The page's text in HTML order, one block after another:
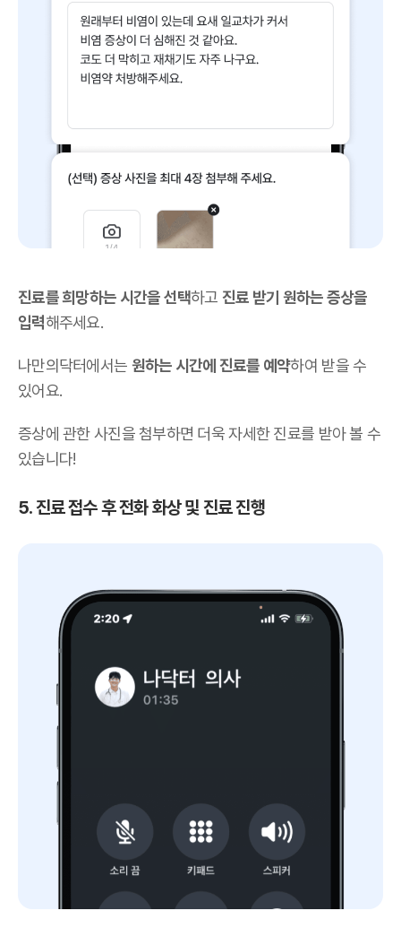
진료를 희망하는 시간을 선택하고 진료 받기 원하는 증상을
입력해주세요.
나만의닥터에서는 원하는 시간에 진료를 예약하여 받을 수
있어요.
증상에 관한 사진을 첨부하면 더욱 자세한 진료를 받아 볼 수
있습니다!
5. 진료 접수 후 전화 화상 및 진료 진행